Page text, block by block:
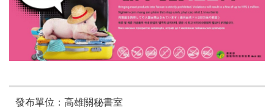
發布單位：高雄關秘書室